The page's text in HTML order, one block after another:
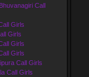
Call
Girls
Girls
Girls
Girls
Call Girls
Call Girls